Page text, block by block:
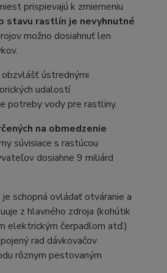
prispievajú k zmierneniu
stavu rastlín je nevyhnutné
možno dosiahnuť len
ústrednými
udalostí
potreby vody pre rastliny.
na obmedzenie
súvisiace s rastúcou
dosiahne 9 miliárd
schopná ovládať otváranie a
z hlavného zdroja (kohútik
elektrickým čerpadlom atď.)
rad dávkovačov
rôznym pestovaným